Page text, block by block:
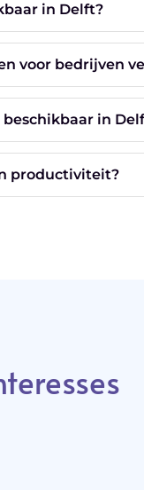
in Delft?
voor bedrijven
in
productiviteit?